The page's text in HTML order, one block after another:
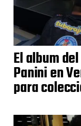
El album
Panini en
para